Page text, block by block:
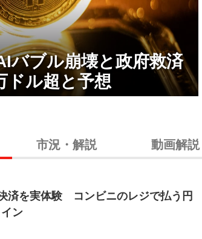
バブル崩壊と政府救済
ドル超と予想
市況・解説 動画解説
済を実体験 コンビニのレジで払う円
ン